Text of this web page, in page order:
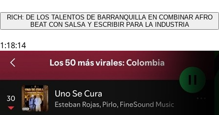
RICH: DE LOS TALENTOS DE BARRANQUILLA EN COMBINAR AFRO
BEAT CON SALSA Y ESCRIBIR PARA LA INDUSTRIA
1:18:14